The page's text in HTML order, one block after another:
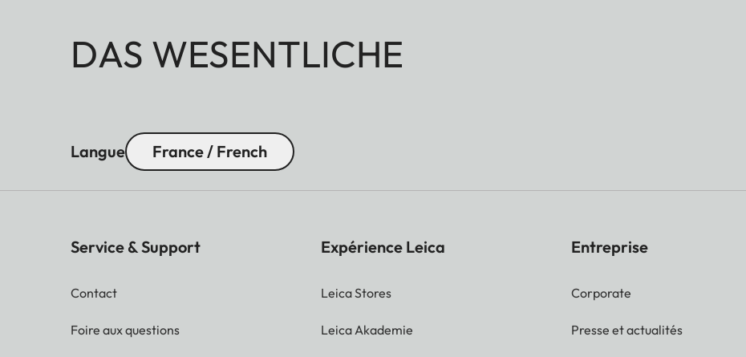
DAS WESENTLICHE
Langue France / French
Service & Support
Contact
Foire aux questions
Expérience Leica
Leica Stores
Leica Akademie
Entreprise
Corporate
Presse et actualités